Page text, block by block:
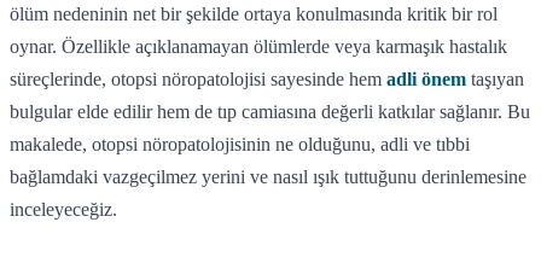
ölüm nedeninin net bir şekilde ortaya konulmasında kritik bir rol
oynar. Özellikle açıklanamayan ölümlerde veya karmaşık hastalık
süreçlerinde, otopsi nöropatolojisi sayesinde hem adli önem taşıyan
bulgular elde edilir hem de tıp camiasına değerli katkılar sağlanır. Bu
makalede, otopsi nöropatolojisinin ne olduğunu, adli ve tıbbi
bağlamdaki vazgeçilmez yerini ve nasıl ışık tuttuğunu derinlemesine
inceleyeceğiz.